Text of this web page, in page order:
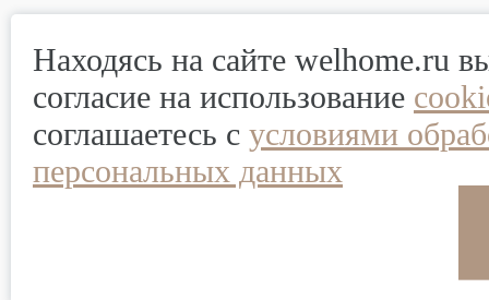
Находясь на сайте welhome.ru
согласие на использование
соглашаетесь с условиями
персональных данных